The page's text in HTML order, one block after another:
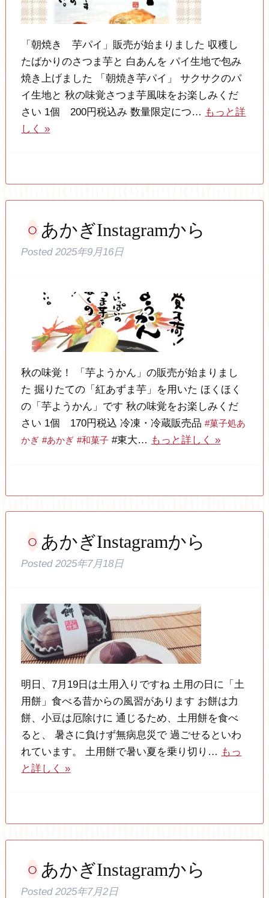
「朝焼き 芋パイ」販売が始まりました 収穫し
たばかりのさつま芋と 白あんを パイ生地で包み
焼き上げました 「朝焼き芋パイ」 サクサクのパ
イ生地と 秋の味覚さつま芋風味をお楽しみくだ
さい 1個 200円税込み 数量限定につ… もっと詳
しく »
あかぎInstagramから
Posted2025年9月16日
秋の味覚！ 「芋ようかん」の販売が始まりまし
た 掘りたての「紅あずま芋」を用いた ほくほく
の「芋ようかん」です 秋の味覚をお楽しみくだ
さい 1個 170円税込 冷凍・冷蔵販売品#菓子処あ
かぎ #あかぎ #和菓子 #東大… もっと詳しく »
あかぎInstagramから
Posted2025年7月18日
明日、7月19日は土用入りですね 土用の日に「土
用餅」食べる昔からの風習があります お餅は力
餅、小豆は厄除けに 通じるため、土用餅を食べ
ると、 暑さに負けず無病息災で 過ごせるといわ
れています。 土用餅で暑い夏を乗り切り… もっ
と詳しく »
あかぎInstagramから
Posted2025年7月2日